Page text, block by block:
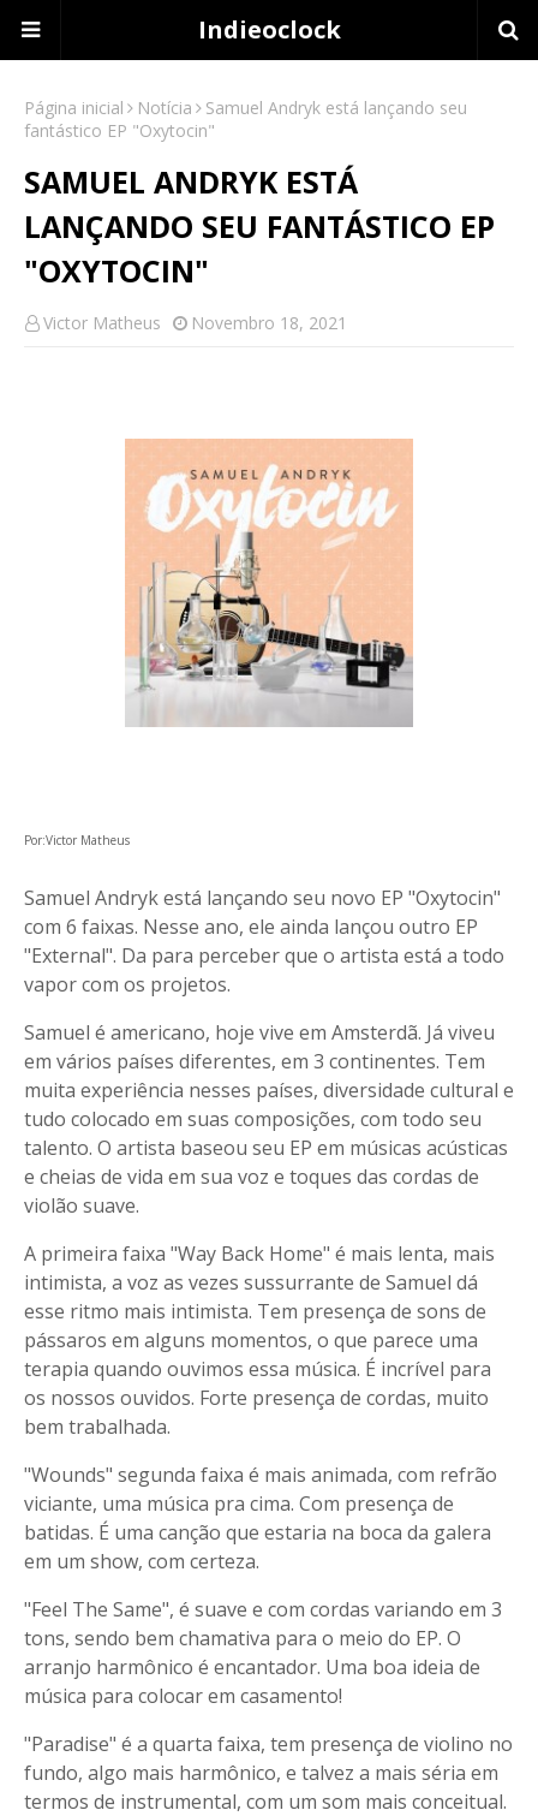
Indieoclock
Página inicial Notícia
Samuel Andryk está lançando seu
fantástico EP "Oxytocin"
SAMUEL ANDRYK ESTÁ
LANÇANDO SEU FANTÁSTICO EP
"OXYTOCIN"
Victor Matheus Novembro 18, 2021
Por:Victor Matheus
Samuel Andryk está lançando seu novo EP "Oxytocin"
com 6 faixas. Nesse ano, ele ainda lançou outro EP
"External". Da para perceber que o artista está a todo
vapor com os projetos.
Samuel é americano, hoje vive em Amsterdã. Já viveu
em vários países diferentes, em 3 continentes. Tem
muita experiência nesses países, diversidade cultural e
tudo colocado em suas composições, com todo seu
talento. O artista baseou seu EP em músicas acústicas
e cheias de vida em sua voz e toques das cordas de
violão suave.
A primeira faixa "Way Back Home" é mais lenta, mais
intimista, a voz as vezes sussurrante de Samuel dá
esse ritmo mais intimista. Tem presença de sons de
pássaros em alguns momentos, o que parece uma
terapia quando ouvimos essa música. É incrível para
os nossos ouvidos. Forte presença de cordas, muito
bem trabalhada.
"Wounds" segunda faixa é mais animada, com refrão
viciante, uma música pra cima. Com presença de
batidas. É uma canção que estaria na boca da galera
em um show, com certeza.
"Feel The Same", é suave e com cordas variando em 3
tons, sendo bem chamativa para o meio do EP. O
arranjo harmônico é encantador. Uma boa ideia de
música para colocar em casamento!
"Paradise" é a quarta faixa, tem presença de violino no
fundo, algo mais harmônico, e talvez a mais séria em
termos de instrumental, com um som mais conceitual.